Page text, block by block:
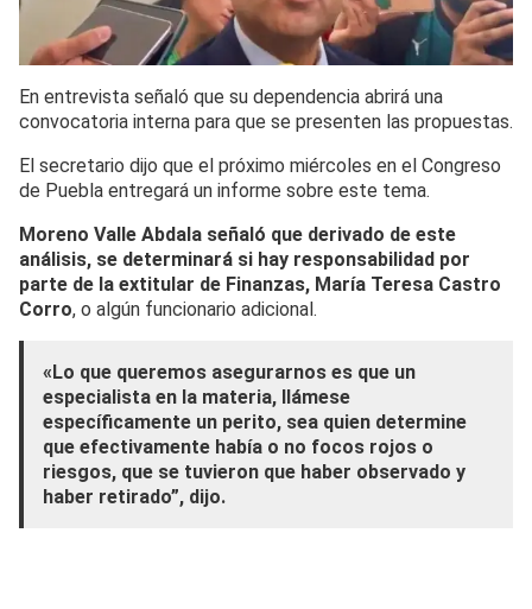
En entrevista señaló que su dependencia abrirá una
convocatoria interna para que se presenten las propuestas.
El secretario dijo que el próximo miércoles en el Congreso
de Puebla entregará un informe sobre este tema.
Moreno Valle Abdala señaló que derivado de este
análisis, se determinará si hay responsabilidad por
parte de la extitular de Finanzas, María Teresa Castro
Corro, o algún funcionario adicional.
«Lo que queremos asegurarnos es que un
especialista en la materia, llámese
específicamente un perito, sea quien determine
que efectivamente había o no focos rojos o
riesgos, que se tuvieron que haber observado y
haber retirado”, dijo.